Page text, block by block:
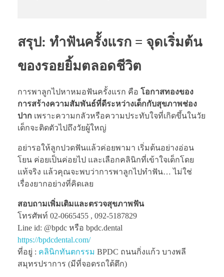
สรุป: ทำฟันครั้งแรก = จุดเริ่มต้น
ของรอยยิ้มตลอดชีวิต
การพาลูกไปหาหมอฟันครั้งแรก คือ โอกาสทองของ
การสร้างความสัมพันธ์ที่ดีระหว่างเด็กกับสุขภาพช่อง
ปาก เพราะความกลัวหรือความประทับใจที่เกิดขึ้นในวัย
เด็กจะติดตัวไปถึงวัยผู้ใหญ่
อย่ารอให้ลูกปวดฟันแล้วค่อยพามา เริ่มต้นอย่างอ่อน
โยน ค่อยเป็นค่อยไป และเลือกคลินิกที่เข้าใจเด็กโดย
แท้จริง แล้วคุณจะพบว่าการพาลูกไปทำฟัน… ไม่ใช่
เรื่องยากอย่างที่คิดเลย
สอบถามเพิ่มเติมและตรวจสุขภาพฟัน
โทรศัพท์ 02-0665455 , 092-5187829
Line id: @bpdc หรือ bpdc.dental
https://bpdcdental.com/
ที่อยู่ : คลินิกทันตกรรม BPDC ถนนกิ่งแก้ว บางพลี
สมุทรปราการ (มีที่จอดรถใต้ตึก)